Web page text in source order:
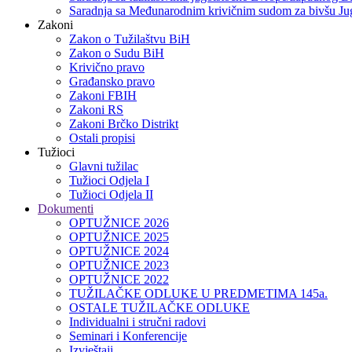
Saradnja sa Međunarodnim krivičnim sudom za bivšu
Zakoni
Zakon o Тužilaštvu BiH
Zakon o Sudu BiH
Krivično pravo
Građansko pravo
Zakoni FBIH
Zakoni RS
Zakoni Brčko Distrikt
Ostali propisi
Tužioci
Glavni tužilac
Tužioci Odjela I
Tužioci Odjela II
Dokumenti
OPTUŽNICE 2026
OPTUŽNICE 2025
OPTUŽNICE 2024
OPTUŽNICE 2023
OPTUŽNICE 2022
TUŽILAČKE ODLUKE U PREDMETIMA 145a.
OSTALE TUŽILAČKE ODLUKE
Individualni i stručni radovi
Seminari i Konferencije